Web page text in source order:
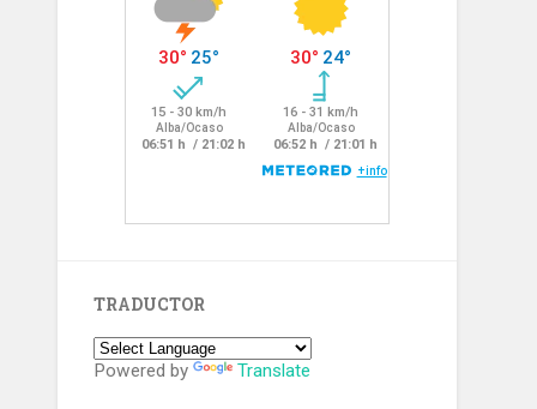
TRADUCTOR
Powered by Translate